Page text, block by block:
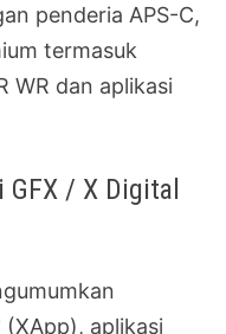
penderia APS-C,
termasuk
WR dan aplikasi
/ X Digital
aplikasi